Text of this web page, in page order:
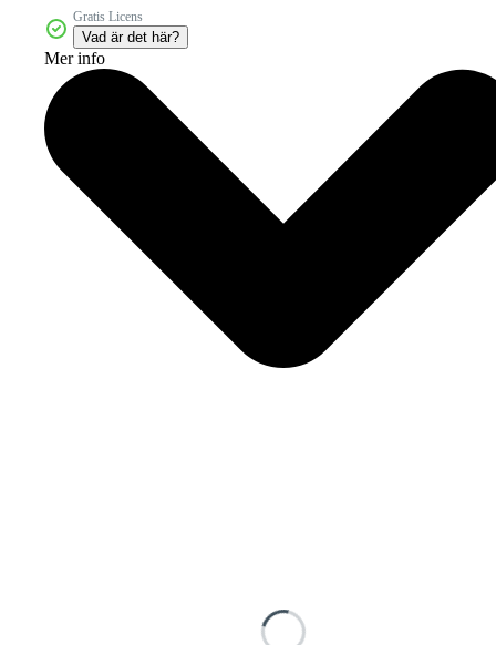
Gratis Licens
Vad är det här?
Mer info